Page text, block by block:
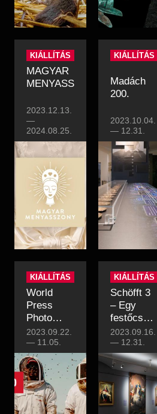
KIÁLLÍTÁS
MAGYAR
MENYASSZONY
2023.12.13.
—
2024.08.25.
KIÁLLÍTÁS
Madách
200.
2023.10.04.
— 12.31.
KIÁLLÍTÁS
World
Press
Photo
2023
2023.09.22.
— 11.05.
KIÁLLÍTÁS
Schöfft 3
– Egy
festőcsalád
három
generációja
2023.09.16.
— 12.31.